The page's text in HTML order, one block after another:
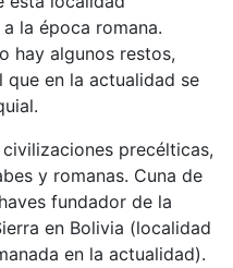
la época romana.
hay algunos restos,
en la actualidad se
precélticas,
y romanas. Cuna de
fundador de la
en Bolivia (localidad
en la actualidad).